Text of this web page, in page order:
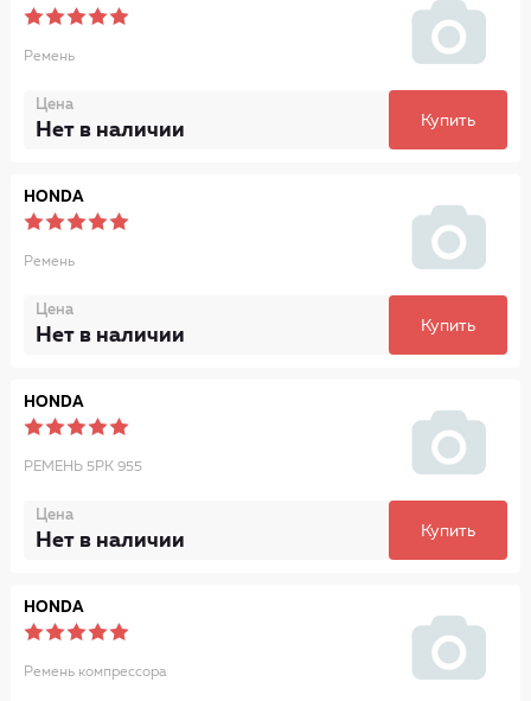
Ремень
Цена
Нет в наличии Купить
HONDA
Ремень
Цена
Нет в наличии Купить
HONDA
РЕМЕНЬ 5PK 955
Цена
Нет в наличии Купить
HONDA
Ремень компрессора